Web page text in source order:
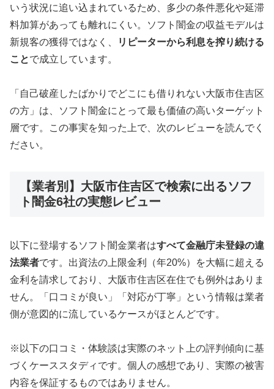
いう状況に追い込まれているため、多少の条件悪化や延滞
料加算があっても離れにくい。ソフト闇金の収益モデルは
新規客の獲得ではなく、
リピーターから利息を搾り続ける
ことで成立しています。
「自己破産したばかりでどこにも借りれない大阪市住吉区
の方」は、ソフト闇金にとって最も価値の高いターゲット
層です。この事実を知った上で、次のレビューを読んでく
ださい。
【業者別】大阪市住吉区で検索に出るソフ
ト闇金6社の実態レビュー
以下に登場するソフト闇金業者はすべて金融庁未登録の違
法業者です。出資法の上限金利（年20%）を大幅に超える
金利を請求しており、大阪市住吉区在住でも例外はありま
せん。「口コミが良い」「対応が丁寧」という情報は業者
側が意図的に流しているケースがほとんどです。
※以下の口コミ・体験談は実際のネット上の評判傾向に基
づくケーススタディです。個人の感想であり、実際の被害
内容を保証するものではありません。